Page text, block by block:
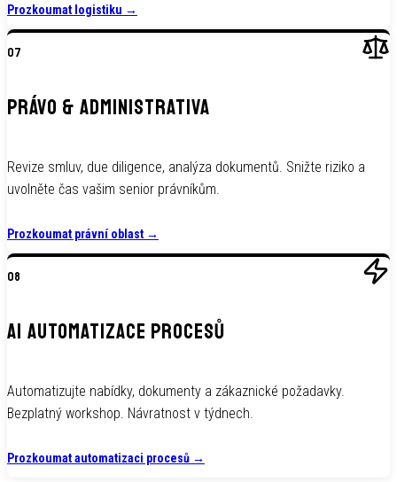
Prozkoumat logistiku →
07
PRÁVO & ADMINISTRATIVA
Revize smluv, due diligence, analýza dokumentů. Snižte riziko a
uvolněte čas vašim senior právníkům.
Prozkoumat právní oblast →
08
AI AUTOMATIZACE PROCESŮ
Automatizujte nabídky, dokumenty a zákaznické požadavky.
Bezplatný workshop. Návratnost v týdnech.
Prozkoumat automatizaci procesů →